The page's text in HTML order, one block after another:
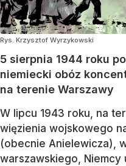
Rys. Krzysztof Wyrzykowski
5 sierpnia 1944 roku
niemiecki obóz
na terenie Warszawy
W lipcu 1943 roku, na
więzienia wojskowego
(obecnie Anielewicza),
warszawskiego, Niemcy